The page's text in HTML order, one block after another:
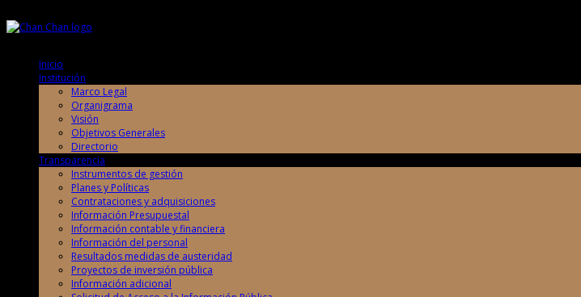
Inicio
Institución
Marco Legal
Organigrama
Visión
Objetivos Generales
Directorio
Transparencia
Instrumentos de gestión
Planes y Políticas
Contrataciones y adquisiciones
Información Presupuestal
Información contable y financiera
Información del personal
Resultados medidas de austeridad
Proyectos de inversión pública
Información adicional